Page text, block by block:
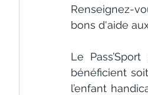
Renseignez-
bons d'aide
Le
bénéficient
l’enfant